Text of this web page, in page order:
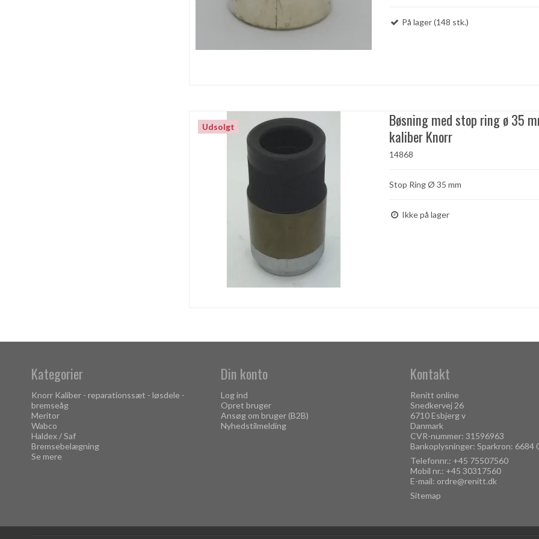
På lager (148 stk.)
Udsolgt
Bøsning med stop ring ø 35
kaliber Knorr
14868
Stop Ring Ø 35 mm
Ikke på lager
Kategorier
Knorr Kaliber - reparationssæt - løsdele -
bremseåg
Meritor
Wabco
Haldex / Saf
Bremsebelægning
Se mere
Din konto
Log ind
Opret bruger
Ansøg om bruger (B2B)
Nyhedstilmelding
Kontakt
Renitt online
Snedkervej 26
6710 Esbjerg v
Danmark
CVR-nummer: 31596963
Bankoplysninger: Sparkron: 6684
Telefonnr.: +45 75507560
Mobil nr.: +45 30317560
E-mail: ordre@renitt.dk
Sitemap